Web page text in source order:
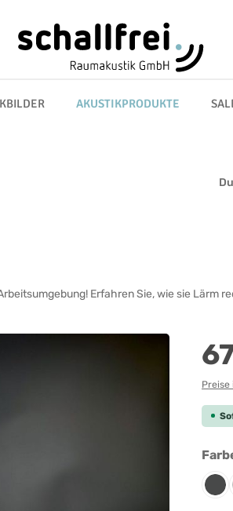
AKUSTIKPRODUKTE
Erfahren Sie, wie sie Lärm
Preise